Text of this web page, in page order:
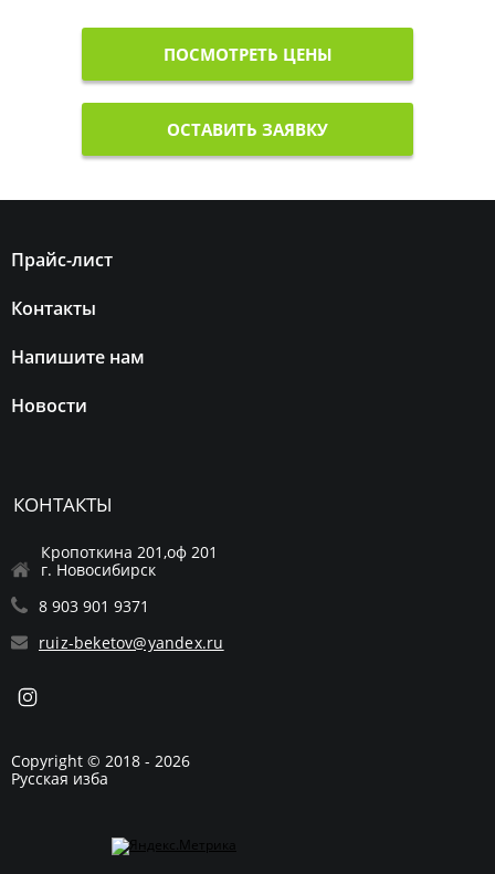
ПОСМОТРЕТЬ ЦЕНЫ
ОСТАВИТЬ ЗАЯВКУ
Прайс-лист
Контакты
Напишите нам
Новости
КОНТАКТЫ
Кропоткина 201,оф 201
г. Новосибирск
8 903 901 9371
ruiz-beketov@yandex.ru
Copyright © 2018 - 2026
Русская изба